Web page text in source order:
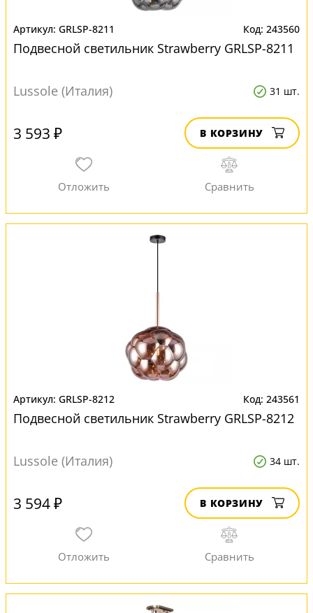
GRLSP-8211 243560
Подвесной светильник Strawberry GRLSP-8211
Lussole (Италия) 31 шт.
3 593 ₽ В КОРЗИНУ
GRLSP-8212 243561
Подвесной светильник Strawberry GRLSP-8212
Lussole (Италия) 34 шт.
3 594 ₽ В КОРЗИНУ